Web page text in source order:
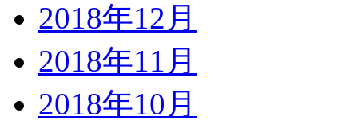
2018年12月
2018年11月
2018年10月